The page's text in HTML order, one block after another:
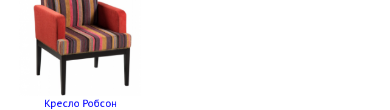
Кресло Робсон